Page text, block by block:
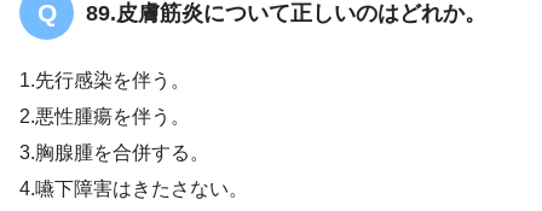
89.皮膚筋炎について正しいのはどれか。
1.先行感染を伴う。
2.悪性腫瘍を伴う。
3.胸腺腫を合併する。
4.嚥下障害はきたさない。